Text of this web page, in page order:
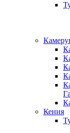
Кения